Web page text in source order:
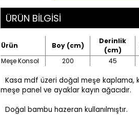
ÜRÜN BİLGİSİ
Ürün Boy (cm)
Derinlik
(cm)
Meşe Konsol
200 45
Kasa mdf üzeri doğal meşe kaplama,
meşe panel ve ayaklar kayın ağacıdır.
Doğal bambu hazeran kullanılmıştır.